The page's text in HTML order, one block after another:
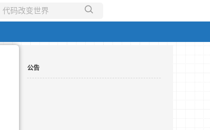
公告